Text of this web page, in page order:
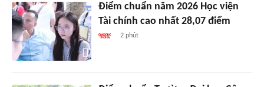
Điểm chuẩn năm 2026 Học viện
Tài chính cao nhất 28,07 điểm
2 phút